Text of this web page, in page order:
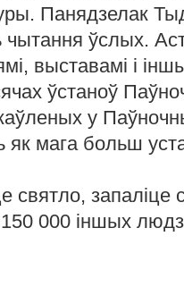
Панядзелак
чытання ўслых.
выставамі і
ўстаноў
у
як мага больш
запаліце
000 іншых